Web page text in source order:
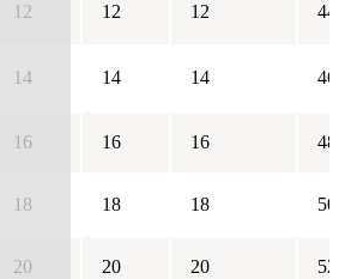
12 12 12 44
14 14 14 46
16 16 16 48
18 18 18 50
20 20 20 52